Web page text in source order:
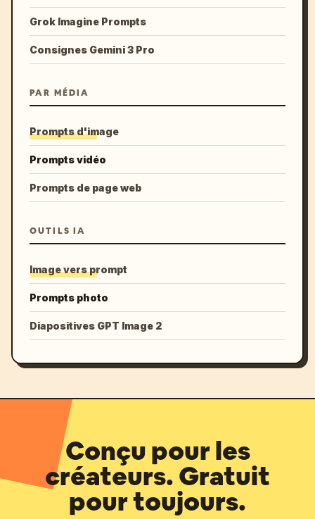
Grok Imagine Prompts
Consignes Gemini 3 Pro
PAR MÉDIA
Prompts d'image
Prompts vidéo
Prompts de page web
OUTILS IA
Image vers prompt
Prompts photo
Diapositives GPT Image 2
Conçu pour les
créateurs. Gratuit
pour toujours.